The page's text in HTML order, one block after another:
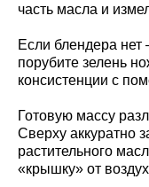
часть масла и
Если блендера
порубите зелень
консистенции с
Готовую массу
Сверху аккуратно
растительного
«крышку» от